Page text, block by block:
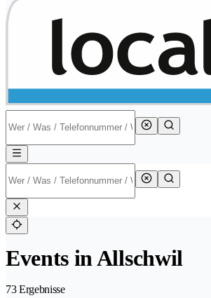
Events in Allschwil
73 Ergebnisse